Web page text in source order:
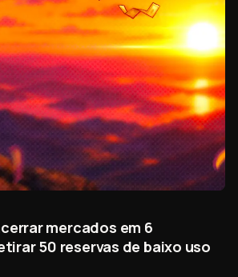
mercados em 6
50 reservas de baixo uso